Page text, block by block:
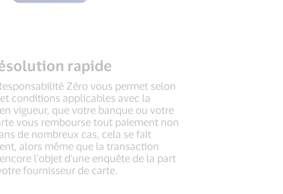
rapide
Zéro vous permet selon
conditions applicables avec la
vigueur, que votre banque ou votre
vous rembourse tout paiement non
de nombreux cas, cela se fait
alors même que la transaction
l'objet d'une enquête de la part
fournisseur de carte.